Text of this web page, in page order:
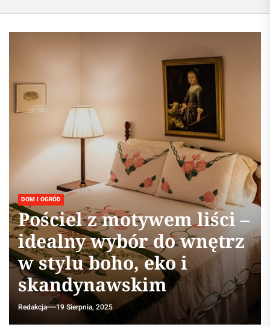
DOM I OGRÓD
Pościel z motywem liści –
idealny wybór do wnętrz
w stylu boho, eko i
skandynawskim
Redakcja 19 Sierpnia, 2025